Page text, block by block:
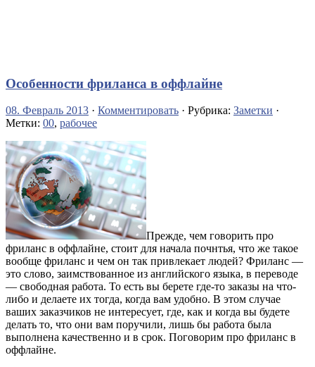
Особенности фриланса в оффлайне
08. Февраль 2013 · Комментировать · Рубрика: Заметки ·
Метки: 00, рабочее
Прежде, чем говорить про
фриланс в оффлайне, стоит для начала почнтья, что же такое
вообще фриланс и чем он так привлекает людей? Фриланс —
это слово, заимствованное из английского языка, в переводе
— свободная работа. То есть вы берете где-то заказы на что-
либо и делаете их тогда, когда вам удобно. В этом случае
ваших заказчиков не интересует, где, как и когда вы будете
делать то, что они вам поручили, лишь бы работа была
выполнена качественно и в срок. Поговорим про фриланс в
оффлайне.